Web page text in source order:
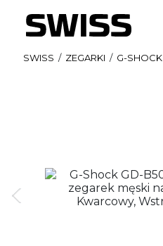
SWISS / ZEGARKI / G-SHOCK